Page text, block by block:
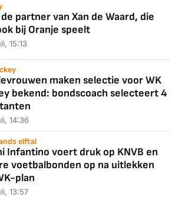
partner van Xan de Waard, die
bij Oranje speelt
15:13
maken selectie voor WK
bekend: bondscoach selecteert 4
14:36
elftal
Infantino voert druk op KNVB en
voetbalbonden op na uitlekken
plan
13:57